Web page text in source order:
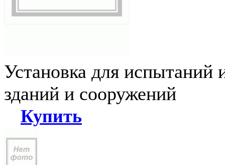
Установка для испытаний
зданий и сооружений
Купить